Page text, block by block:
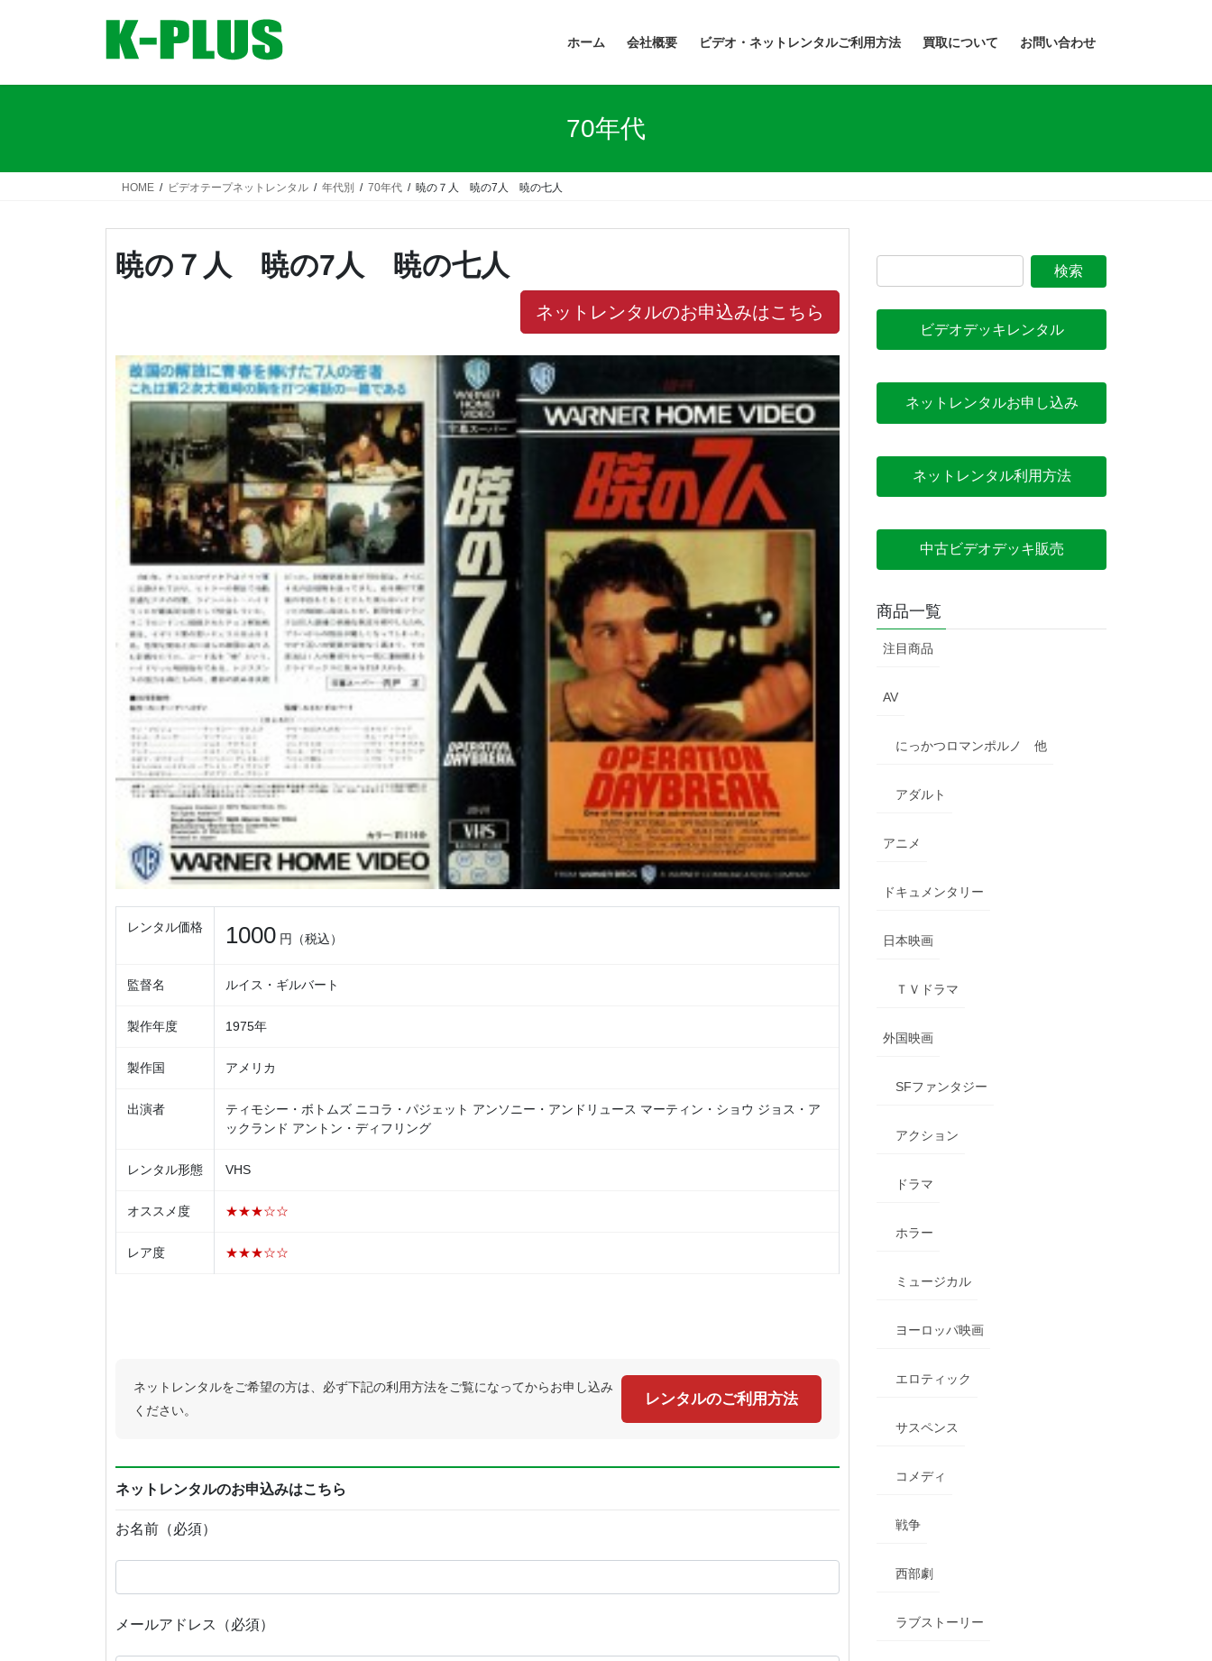
ホーム 会社概要 ビデオ・ネットレンタルご利用方法 買取について お問い合わせ
70年代
HOME ビデオテープネットレンタル 年代別 70年代 暁の７人 暁の7人 暁の七人
暁の７人 暁の7人 暁の七人
ネットレンタルのお申込みはこちら
レンタル価格 1000 円（税込）
監督名 ルイス・ギルバート
製作年度 1975年
製作国 アメリカ
出演者
ティモシー・ボトムズ ニコラ・パジェット アンソニー・アンドリュース マーティン・ショウ ジョス・ア
ックランド アントン・ディフリング
レンタル形態 VHS
オススメ度 ★★★☆☆
レア度 ★★★☆☆
ネットレンタルをご希望の方は、必ず下記の利用方法をご覧になってからお申し込み
ください。
レンタルのご利用方法
ネットレンタルのお申込みはこちら
お名前（必須）
メールアドレス（必須）
ビデオデッキレンタル
ネットレンタルお申し込み
ネットレンタル利用方法
中古ビデオデッキ販売
商品一覧
注目商品
AV
にっかつロマンポルノ 他
アダルト
アニメ
ドキュメンタリー
日本映画
ＴＶドラマ
外国映画
SFファンタジー
アクション
ドラマ
ホラー
ミュージカル
ヨーロッパ映画
エロティック
サスペンス
コメディ
戦争
西部劇
ラブストーリー